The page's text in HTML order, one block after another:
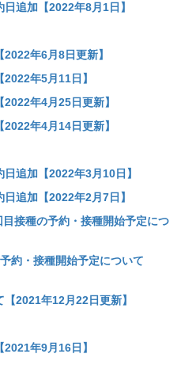
追加【2022年8月1日】
年6月8日更新】
年5月11日】
年4月25日更新】
年4月14日更新】
追加【2022年3月10日】
追加【2022年2月7日】
接種の予約・接種開始予定につ
約・接種開始予定について
2021年12月22日更新】
年9月16日】